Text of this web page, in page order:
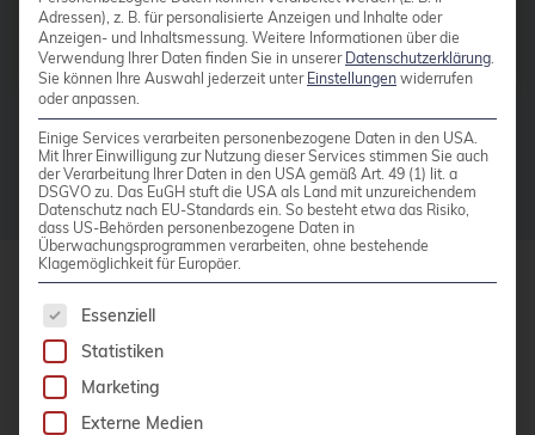
Azure
backup
Benchmarks
bhyve
bitnami
BSD
BSP
Bug Squashing Party
Buildah
bullseye
Beiträge voncredativ Redaktion
credativ GmbH
Hennes-Weisweiler-Allee 23
41179 Mönchengladbach
Meet us
Adressen), z. B. für personalisierte Anzeigen und Inhalte oder
Anzeigen- und Inhaltsmessung. Weitere Informationen über die
Verwendung Ihrer Daten finden Sie in unserer Datenschutzerklärung
Sie können Ihre Auswahl jederzeit unter Einstellungen widerrufen
oder anpassen.
Einige Services verarbeiten personenbezogene Daten in den USA.
Mit Ihrer Einwilligung zur Nutzung dieser Services stimmen Sie auch
der Verarbeitung Ihrer Daten in den USA gemäß Art. 49 (1) lit. a
DSGVO zu. Das EuGH stuft die USA als Land mit unzureichendem
Datenschutz nach EU-Standards ein. So besteht etwa das Risiko,
dass US-Behörden personenbezogene Daten in
Überwachungsprogrammen verarbeiten, ohne bestehende
Klagemöglichkeit für Europäer.
Es folgt eine Liste der Service-Gruppen, für die
Essenziell
Statistiken
Marketing
Externe Medien